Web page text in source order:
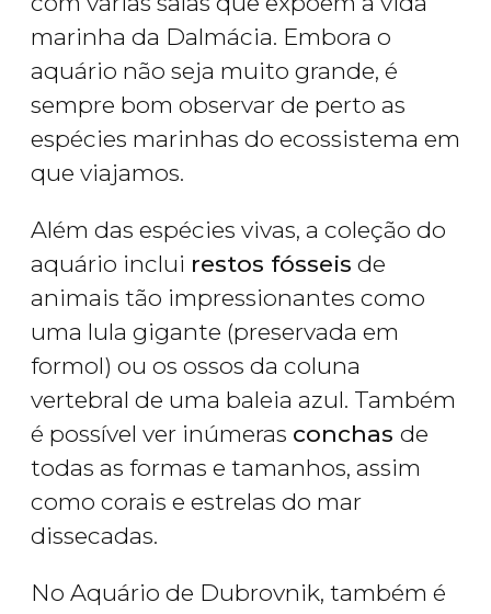
marinha da Dalmácia. Embora o
aquário não seja muito grande, é
sempre bom observar de perto as
espécies marinhas do ecossistema em
que viajamos.
Além das espécies vivas, a coleção do
aquário inclui restos fósseis de
animais tão impressionantes como
uma lula gigante (preservada em
formol) ou os ossos da coluna
vertebral de uma baleia azul. Também
é possível ver inúmeras conchas de
todas as formas e tamanhos, assim
como corais e estrelas do mar
dissecadas.
No Aquário de Dubrovnik, também é